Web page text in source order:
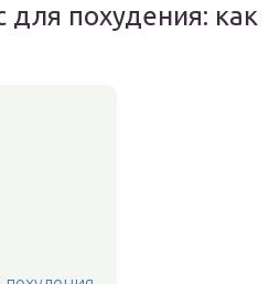
для похудения: как